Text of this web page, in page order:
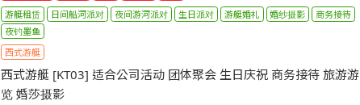
游艇租赁
日间船河派对 夜间游河派对 生日派对 游艇婚礼 婚纱摄影
商务接待
夜钓墨鱼
西式游艇
西式游艇 [KT03] 适合公司活动 团体聚会 生日庆祝 商务接待 旅游游
览 婚莎摄影